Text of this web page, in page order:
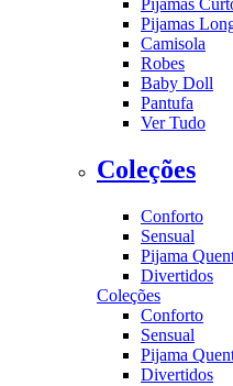
Pijamas
Pijamas
Camisola
Robes
Baby Doll
Pantufa
Ver Tudo
Coleções
Conforto
Sensual
Pijama
Divertidos
Coleções
Conforto
Sensual
Pijama
Divertidos